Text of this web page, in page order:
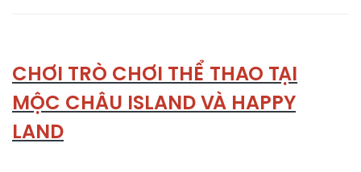
CHƠI TRÒ CHƠI THỂ THAO TẠI
MỘC CHÂU ISLAND VÀ HAPPY
LAND